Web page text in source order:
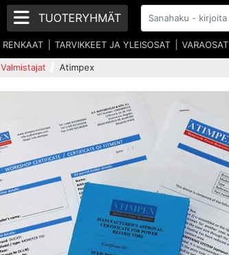
TUOTERYHMÄT
RENKAAT TARVIKKEET JA YLEISOSAT VARAOSAT
Valmistajat Atimpex